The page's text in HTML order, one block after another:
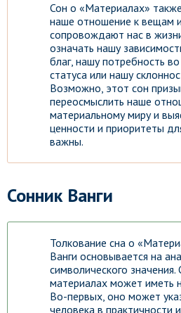
Сон о «Материалах»
наше отношение к вещам
сопровождают нас в
означать нашу
благ, нашу потребность
статуса или нашу
Возможно, этот сон
переосмыслить наше
материальному миру и
ценности и приоритеты
важны.
Сонник Ванги
Толкование сна о
Ванги основывается на
символического
материалах может иметь
Во-первых, оно может
человека в практичности